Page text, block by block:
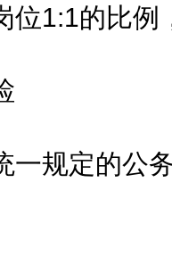
位1:1的比
规定的公务